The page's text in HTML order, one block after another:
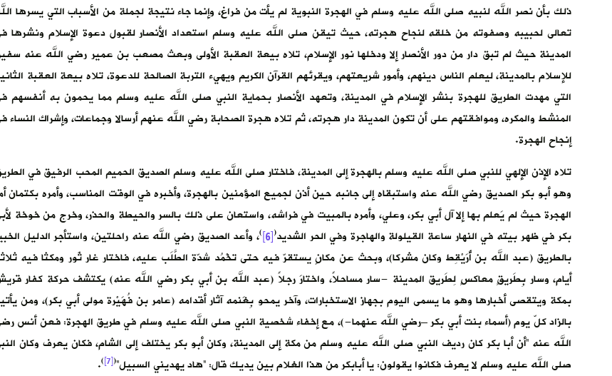
ذلك بأن نصر الله لنبيه صلى الله عليه وسلم في الهجرة النبوية لم يأت من فراغ، وإنما جاء نتيجة لجملة من الأسباب التي يسرها
تعالى لحبيبه وصفوته من خلقه لنجاح هجرته، حيث تيقن صلى الله عليه وسلم استعداد الأنصار لقبول دعوة الإسلام ونشرها
المدينة حيث لم تبق دار من دور الأنصار إلا ودخلها نور الإسلام، تلاه بيعة العقبة الأولى وبعث مصعب بن عمير رضي الله عنه
للإسلام بالمدينة، ليعلم الناس دينهم، وأمور شريعتهم، ويقرئهم القرآن الكريم ويهيء التربة الصالحة للدعوة، تلاه بيعة العقبة
التي مهدت الطريق للهجرة بنشر الإسلام في المدينة، وتعهد الأنصار بحماية النبي صلى الله عليه وسلم مما يحمون به أنفسهم
المنشط والمكره، وموافقتهم على أن تكون المدينة دار هجرته، ثم تلاه هجرة الصحابة رضي الله عنهم أرسالا وجماعات، وإشراك النساء
إنجاح الهجرة.
تلاه الإذن الإلهي للنبي صلى الله عليه وسلم بالهجرة إلى المدينة، فاختار صلى الله عليه وسلم الصديق الحميم المحب الرفيق في
وهو أبو بكر الصديق رضي الله عنه واستبقاه إلى جانبه حين أذن لجميع المؤمنين بالهجرة، وأخبره في الوقت المناسب، وأمره بكتمان
الهجرة حيث لم يَعلم بها إلا آل أبي بكر، وعلي، وأمره بالمبيت في فراشه، واستعان على ذلك بالسر والحيطة والحذر، وخرج من خوخة
بكر في ظهر بيته في النهار ساعة القيلولة والهاجرة وفي الحر الشديد(
[6]
)، وأعد الصديق رضي الله عنه راحلتين، واستأجر الدليل
بالطريق (عبد الله بن أُرَيْقِط وكان مشركا)، وبحث عن مكانٍ يستقرّ فيه حتى تخْمُد شدّة الطَّلَب عليه، فاختار غار ثَور ومكثا فيه
أيام، وسار بِطَريقٍ معاكسٍ لِطَريق المدينة -سار مساحلاً، واختارَ رجلاً (عبد الله بن أبي بكر رضي الله عنه) يكتشف حركة كفار
بمكة ويتقصى أخبارها وهو ما يسمى اليوم بجهاز الاستخبارات، وآخر يمحو بِغَنمه آثار أقدامه (عامر بن فُهَيْرة مولى أبي بكر)، ومن
بالزاد كلّ يوم (أسماء بنت أبي بكر –رضي الله عنهما-)، مع إخفاء شخصية النبي صلى الله عليه وسلم في طريق الهجرة: فعن أنس
الله عنه “أن أبا بكر كان رديف النبي صلى الله عليه وسلم من مكة إلى المدينة، وكان أبو بكر يختلف إلى الشام، فكان يعرف وكان
صلى الله عليه وسلم لا يعرف فكانوا يقولون: يا أبابكر من هذا الغلام بين يديك قال: “هاد يهديني السبيل”(
[7]
)
.